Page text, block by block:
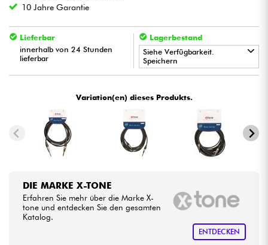
Blasinstrumente
Violinen & Quartett
Kabel & Zubehöre
HiFi
Sehen Sie sich unsere Marken an
10 Jahre Garantie
Lieferbar
innerhalb von 24 Stunden
lieferbar
Lagerbestand
Siehe Verfügbarkeit.
Speichern
BASS MANIAC BY Star SMusic
LA PÉDALE BY SMusic
• Star SMusic BORDEAUX
Variation(en) dieses Produkts.
DIE MARKE X-TONE
Erfahren Sie mehr über die Marke X-
tone und entdecken Sie den gesamten
Katalog.
ENTDECKEN